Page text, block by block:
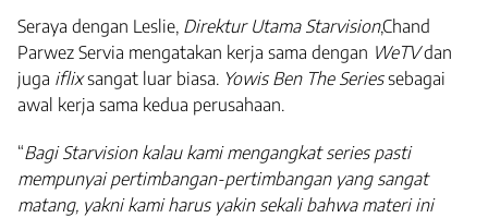
Seraya dengan Leslie, Direktur Utama Starvision,Chand
Parwez Servia mengatakan kerja sama dengan WeTVdan
juga iflixsangat luar biasa. Yowis Ben The Seriessebagai
awal kerja sama kedua perusahaan.
“Bagi Starvision kalau kami mengangkat series pasti
mempunyai pertimbangan-pertimbangan yang sangat
matang, yakni kami harus yakin sekali bahwa materi ini